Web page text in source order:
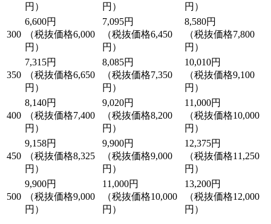
円）
円）
円）
300
6,600円
（税抜価格6,000
円）
7,095円
（税抜価格6,450
円）
8,580円
（税抜価格7,800
円）
350
7,315円
（税抜価格6,650
円）
8,085円
（税抜価格7,350
円）
10,010円
（税抜価格9,100
円）
400
8,140円
（税抜価格7,400
円）
9,020円
（税抜価格8,200
円）
11,000円
（税抜価格10,000
円）
450
9,158円
（税抜価格8,325
円）
9,900円
（税抜価格9,000
円）
12,375円
（税抜価格11,250
円）
500
9,900円
（税抜価格9,000
円）
11,000円
（税抜価格10,000
円）
13,200円
（税抜価格12,000
円）